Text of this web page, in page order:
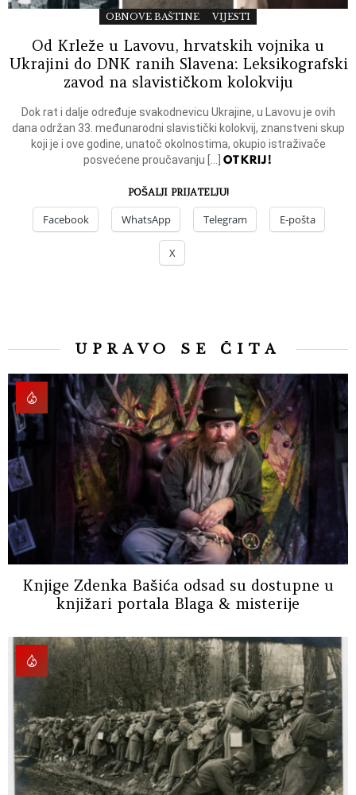
OBNOVE BAŠTINE VIJESTI
Od Krleže u Lavovu, hrvatskih vojnika u
Ukrajini do DNK ranih Slavena: Leksikografski
zavod na slavističkom kolokviju
Dok rat i dalje određuje svakodnevicu Ukrajine, u Lavovu je ovih
dana održan 33. međunarodni slavistički kolokvij, znanstveni skup
koji je i ove godine, unatoč okolnostima, okupio istraživače
posvećene proučavanju […] OTKRIJ!
POŠALJI PRIJATELJU!
Facebook WhatsApp Telegram E-pošta
X
UPRAVO SE ČITA
Knjige Zdenka Bašića odsad su dostupne u
knjižari portala Blaga & misterije